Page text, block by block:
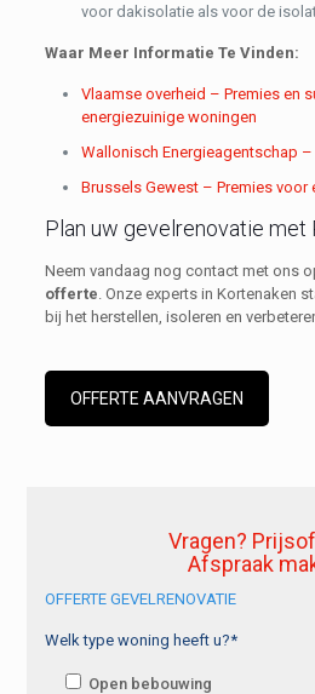
voor dakisolatie als voor de
Waar Meer Informatie Te Vinden:
Vlaamse overheid – Premies en
energiezuinige woningen
Wallonisch Energieagentschap –
Brussels Gewest – Premies voor
Plan uw gevelrenovatie met
Neem vandaag nog contact met ons
offerte . Onze experts in Kortenaken
bij het herstellen, isoleren en
OFFERTE AANVRAGEN
Vragen?
Afspraak
OFFERTE GEVELRENOVATIE
Welk type woning heeft u?*
Open bebouwing